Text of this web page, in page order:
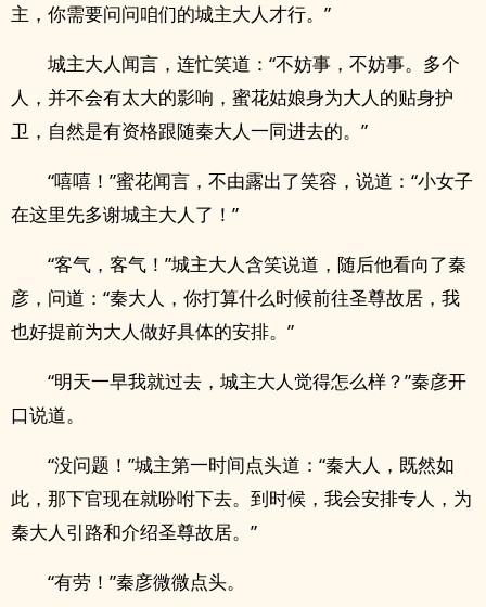
主，你需要问问咱们的城主大人才行。”
城主大人闻言，连忙笑道：“不妨事，不妨事。多个
人，并不会有太大的影响，蜜花姑娘身为大人的贴身护
卫，自然是有资格跟随秦大人一同进去的。”
“嘻嘻！”蜜花闻言，不由露出了笑容，说道：“小女子
在这里先多谢城主大人了！”
“客气，客气！”城主大人含笑说道，随后他看向了秦
彦，问道：“秦大人，你打算什么时候前往圣尊故居，我
也好提前为大人做好具体的安排。”
“明天一早我就过去，城主大人觉得怎么样？”秦彦开
口说道。
“没问题！”城主第一时间点头道：“秦大人，既然如
此，那下官现在就吩咐下去。到时候，我会安排专人，为
秦大人引路和介绍圣尊故居。”
“有劳！”秦彦微微点头。